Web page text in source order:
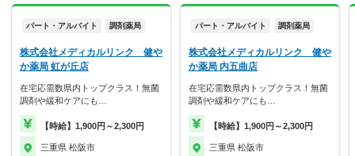
パート・アルバイト 調剤薬局
株式会社メディカルリンク 健や
か薬局 虹が丘店
在宅応需数県内トップクラス！無菌
調剤や緩和ケアにも…
【時給】1,900円～2,300円
三重県 松阪市
パート・アルバイト 調剤薬局
株式会社メディカルリンク 健や
か薬局 内五曲店
在宅応需数県内トップクラス！無菌
調剤や緩和ケアにも…
【時給】1,900円～2,300円
三重県 松阪市